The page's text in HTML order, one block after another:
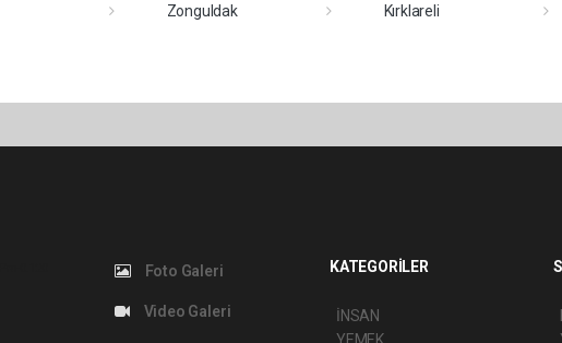
Zonguldak
Kırklareli
Foto Galeri
Video Galeri
KATEGORİLER
İNSAN